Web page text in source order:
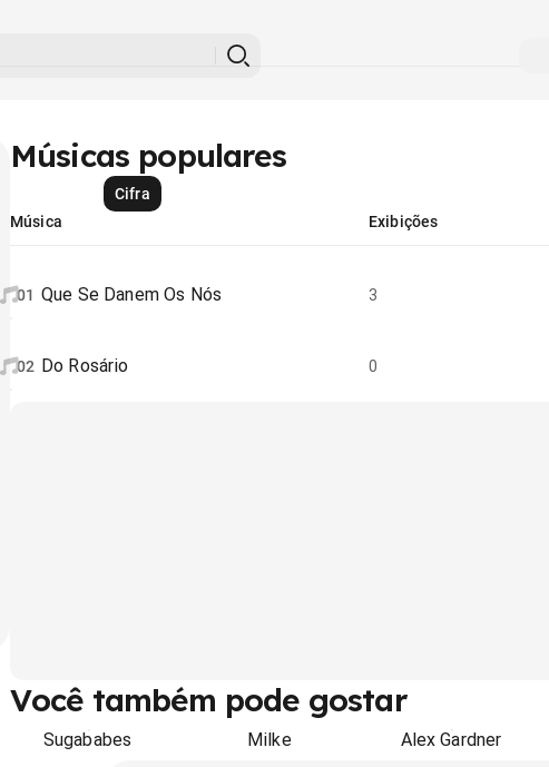
Músicas populares
Cifra
Música
Exibições
01 Que Se Danem Os Nós 3
02 Do Rosário 0
Você também pode gostar
Sugababes Milke Alex Gardner